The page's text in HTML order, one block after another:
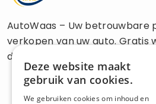
AutoWaas – Uw
verkopen van uw auto. Gratis
directe uitbetaling.
Deze website maakt
gebruik van cookies.
We gebruiken cookies om inhoud en